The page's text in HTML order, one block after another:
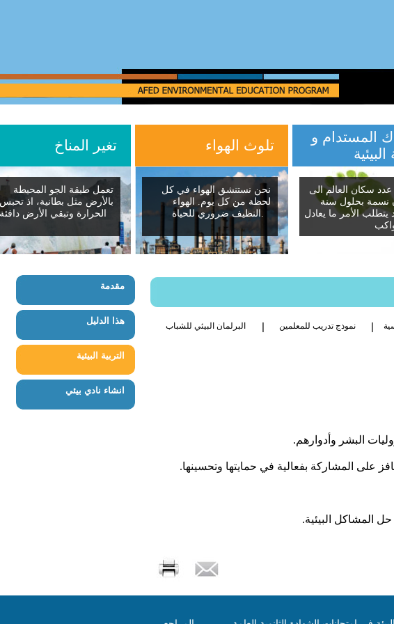
المستدام و
سكان العالم الى
نسمة بحلول سنة
يتطلب الأمر ما يعادل
تغير المناخ
تعمل طبقة الجو المحيطة
بالأرض مثل بطانية، اذ تحبس
الحرارة وتبقي الأرض دافئة
تلوث الهواء
نحن نستنشق الهواء في كل
لحظة من كل يوم. الهواء
النظيف ضروري للحياة.
مقدمة
هذا الدليل
التربية البيئية
انشاء نادي بيئي
| نموذج تدريب للمعلمين | البرلمان البيئي للشباب
البشر وأدوارهم.
على المشاركة بفعالية في حمايتها وتحسينها.
حل المشاكل البيئية.